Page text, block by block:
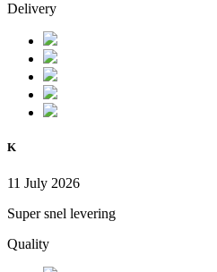
Delivery
K
11 July 2026
Super snel levering
Quality